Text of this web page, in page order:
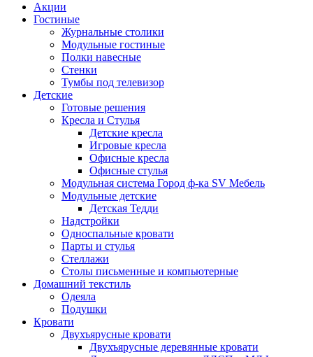
Акции
Гостиные
Журнальные столики
Модульные гостиные
Полки навесные
Стенки
Тумбы под телевизор
Детские
Готовые решения
Кресла и Стулья
Детские кресла
Игровые кресла
Офисные кресла
Офисные стулья
Модульная система Город ф-ка SV Мебель
Модульные детские
Детская Тедди
Надстройки
Односпальные кровати
Парты и стулья
Стеллажи
Столы письменные и компьютерные
Домашний текстиль
Одеяла
Подушки
Кровати
Двухъярусные кровати
Двухъярусные деревянные кровати